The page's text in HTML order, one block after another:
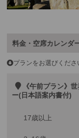
料金・空席カレンダ
プランをお選びくださ
《午前プラン》
ー(日本語案内書付)
17歳以上